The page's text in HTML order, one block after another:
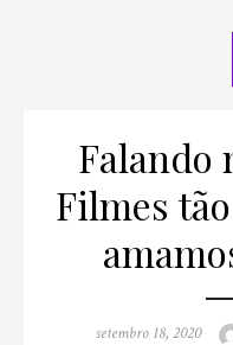
Falando
Filmes
Posted
setembro 18, 2020